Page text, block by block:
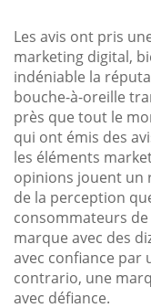
Les avis ont pris
marketing digital,
indéniable la
bouche-à-oreille
près que tout le
qui ont émis des
les éléments
opinions jouent un
de la perception
consommateurs
marque avec des
avec confiance par
contrario, une
avec défiance.